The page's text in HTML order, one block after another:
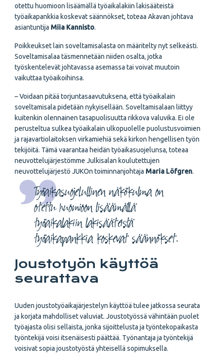
otettu huomioon lisäämällä työaikalakiin lakisääteistä
työaikapankkia koskevat säännökset, toteaa Akavan johtava
asiantuntija Miia Kannisto.
Poikkeukset lain soveltamisalasta on määritelty nyt selkeästi.
Soveltamisalaa täsmennetään niiden osalta, jotka
työskentelevät johtavassa asemassa tai voivat muutoin
vaikuttaa työaikoihinsa.
– Voidaan pitää torjuntasaavutuksena, että työaikalain
soveltamisala pidetään nykyisellään. Soveltamisalaan liittyy
kuitenkin olennainen tasapuolisuutta rikkova valuvika. Ei ole
perusteltua sulkea työaikalain ulkopuolelle puolustusvoimien
ja rajavartiolaitoksen virkamiehiä sekä kirkon hengellisen työn
tekijöitä. Tämä vaarantaa heidän työaikasuojelunsa, toteaa
neuvottelujärjestömme Julkisalan koulutettujen
neuvottelujärjestö JUKOn toiminnanjohtaja Maria Löfgren.
Työaikasuojelullinen näkökulma on
otettu huomioon lisäämällä
työaikalakiin lakisääteistä
työaikapankkia koskevat säännökset.
Joustotyön käyttöä
seurattava
Uuden joustotyöaikajärjestelyn käyttöä tulee jatkossa seurata
ja korjata mahdolliset valuviat. Joustotyössä vähintään puolet
työajasta olisi sellaista, jonka sijoittelusta ja työntekopaikasta
työntekijä voisi itsenäisesti päättää. Työnantaja ja työntekijä
voisivat sopia joustotyöstä yhteisellä sopimuksella.